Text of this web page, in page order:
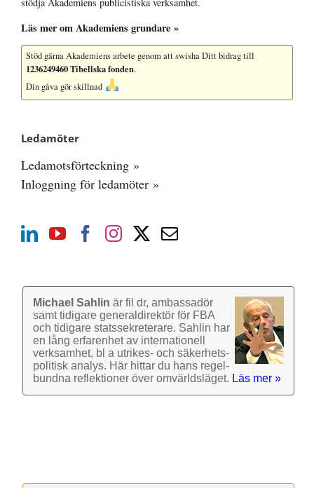
stödja Akademiens publicistiska verksamhet.
Läs mer om Akademiens grundare »
Stöd gärna Akademiens arbete genom att swisha Ditt bidrag till
1236249460 Tibellska fonden.
Din gåva gör skillnad
Ledamöter
Ledamotsförteckning »
Inloggning för ledamöter »
Michael Sahlin är fil dr, ambassadör
samt tidigare general­direktör för FBA
och tidigare stats­sekre­terare. Sahlin har
en lång erfarenhet av inter­nationell
verk­samhet, bl a utrikes- och säkerhets­
politisk analys. Här hittar du hans regel­
bundna reflek­tioner över omvärlds­läget. Läs mer »